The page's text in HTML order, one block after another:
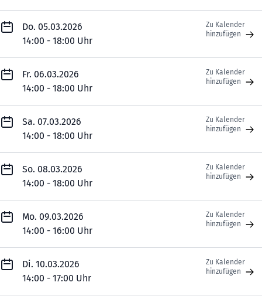
Do. 05.03.2026
14:00 - 18:00 Uhr
Zu Kalender
hinzufügen
Fr. 06.03.2026
14:00 - 18:00 Uhr
Zu Kalender
hinzufügen
Sa. 07.03.2026
14:00 - 18:00 Uhr
Zu Kalender
hinzufügen
So. 08.03.2026
14:00 - 18:00 Uhr
Zu Kalender
hinzufügen
Mo. 09.03.2026
14:00 - 16:00 Uhr
Zu Kalender
hinzufügen
Di. 10.03.2026
14:00 - 17:00 Uhr
Zu Kalender
hinzufügen